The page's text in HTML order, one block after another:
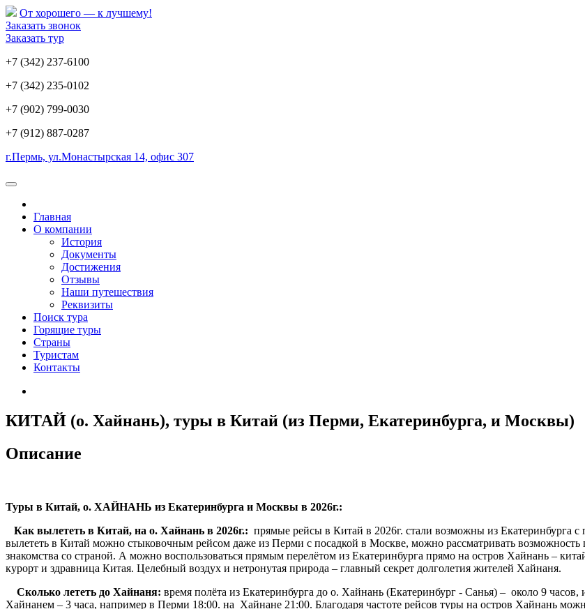
От хорошего — к лучшему!
Заказать звонок
Заказать тур
+7 (342) 237-6100
+7 (342) 235-0102
+7 (902) 799-0030
+7 (912) 887-0287
г.Пермь, ул.Монастырская 14, офис 307
Главная
О компании
История
Документы
Достижения
Отзывы
Наши путешествия
Реквизиты
Поиск тура
Горящие туры
Страны
Туристам
Контакты
КИТАЙ (о. Хайнань), туры в Китай (из Перми, Екатеринбурга, и Москвы)
Описание
Туры в Китай, о. ХАЙНАНЬ из Екатеринбурга и Москвы в 2026г.:
Как вылететь в Китай, на о. Хайнань в 2026г.: прямые рейсы в Китай в 2026г. стали возможны из Екатеринбурга
вылететь в Китай можно стыковочным рейсом даже из Перми с посадкой в Москве, можно рассматривать возможность
знакомства со страной. А можно воспользоваться прямым перелётом из Екатеринбурга прямо на остров Хайнань –
курорт и здравница Китая. Целебный воздух и нетронутая природа – главный секрет долголетия жителей Хайнаня.
Сколько лететь до Хайнаня: время полёта из Екатеринбурга до о. Хайнань (Екатеринбург - Санья) – около 9
Хайнанем – 3 часа, например в Перми 18:00. на Хайнане 21:00. Благодаря частоте рейсов туры на остров Хайнань